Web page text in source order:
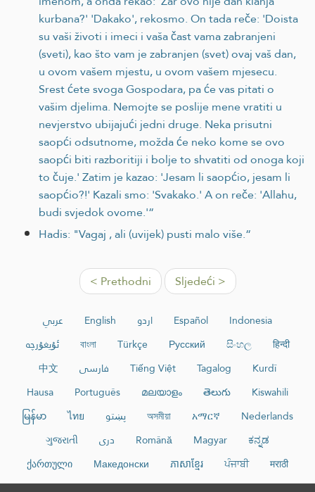
kurbana?' 'Dakako', rekosmo. On tada reče: 'Doista
su vaši životi i imeci i vaša čast vama zabranjeni
(sveti), kao što vam je zabranjen (svet) ovaj vaš dan,
u ovom vašem mjestu, u ovom vašem mjesecu.
Srest ćete svoga Gospodara, pa će vas pitati o
vašim djelima. Nemojte se poslije mene vratiti u
nevjerstvo ubijajući jedni druge. Neka prisutni
saopći odsutnome, možda će neko kome se ovo
saopći biti razboritiji i bolje to shvatiti od onoga koji
to čuje.' Zatim je kazao: 'Jesam li saopćio, jesam li
saopćio?!' Kazali smo: 'Svakako.' A on reče: 'Allahu,
budi svjedok ovome.'“
Hadis: "Vagaj , ali (uvijek) pusti malo više.“
< Prethodni Sljedeći >
عربي English اردو Español
Indonesia
ئۇيغۇرچە
বাংলা Türkçe Русский සිංහල
हिन्दी
中文
فارسی Tiếng Việt Tagalog
Kurdî
Hausa
Português മലയാളം తెలుగు
Kiswahili
မြန်မာ
ไทย پښتو অসমীয়া አማርኛ
Nederlands
ગુજરાતી
دری Română Magyar
ಕನ್ನಡ
ქართული
Македонски ភាសាខ្មែរ ਪੰਜਾਬੀ मराठी